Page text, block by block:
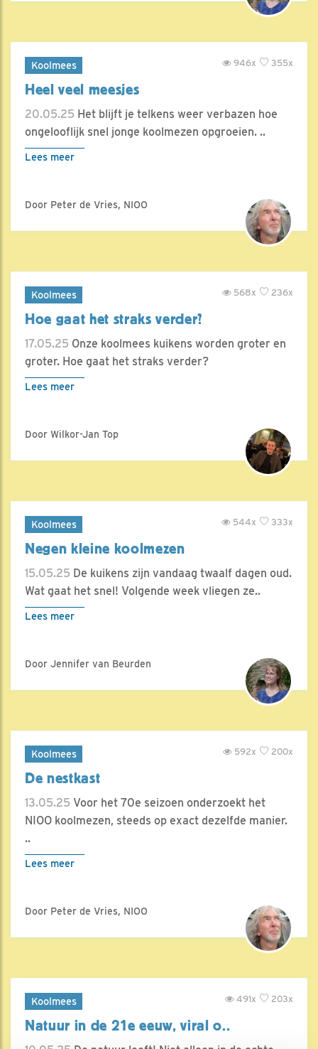
Koolmees 355x
946x
Heel veel meesjes
20.05.25 Het blijft je telkens weer verbazen hoe
ongelooflijk snel jonge koolmezen opgroeien. ..
Lees meer
Door Peter de Vries, NIOO
Koolmees 236x
568x
Hoe gaat het straks verder?
17.05.25 Onze koolmees kuikens worden groter en
groter. Hoe gaat het straks verder?
Lees meer
Door Wilkor-Jan Top
Koolmees 333x
544x
Negen kleine koolmezen
15.05.25 De kuikens zijn vandaag twaalf dagen oud.
Wat gaat het snel! Volgende week vliegen ze..
Lees meer
Door Jennifer van Beurden
Koolmees 200x
592x
De nestkast
13.05.25 Voor het 70e seizoen onderzoekt het
NIOO koolmezen, steeds op exact dezelfde manier.
..
Lees meer
Door Peter de Vries, NIOO
Koolmees 203x
491x
Natuur in de 21e eeuw, viral o..